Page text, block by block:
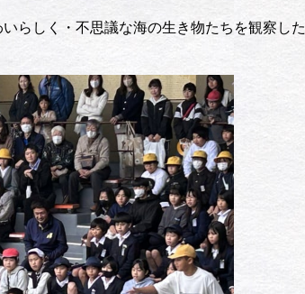
らしく・不思議な海の生き物たちを観察した